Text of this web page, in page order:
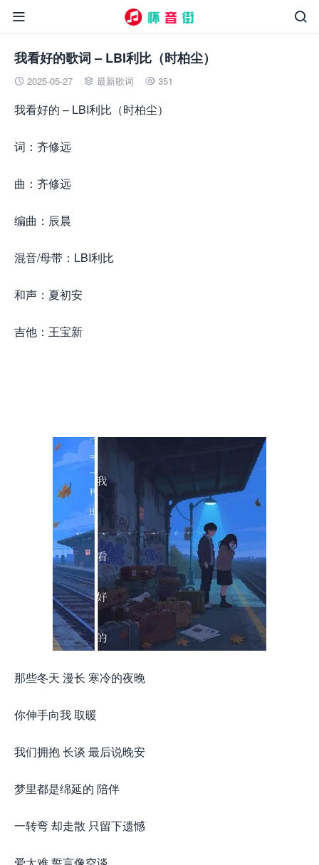


我看好的歌词 – LBI利比（时柏尘）
 2025-05-27  最新歌词  351
我看好的 – LBI利比（时柏尘）
词：齐修远
曲：齐修远
编曲：辰晨
混音/母带：LBI利比
和声：夏初安
吉他：王宝新
那些冬天 漫长 寒冷的夜晚
你伸手向我 取暖
我们拥抱 长谈 最后说晚安
梦里都是绵延的 陪伴
一转弯 却走散 只留下遗憾